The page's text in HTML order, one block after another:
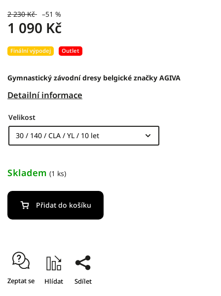
2 230 Kč –51 %
1 090 Kč
Gymnastický závodní dresy belgické značky AGIVA
Detailní informace
Finální výpodej Outlet
Velikost
Skladem (1 ks)
Přidat do košíku
Zeptat se Hlídat Sdílet